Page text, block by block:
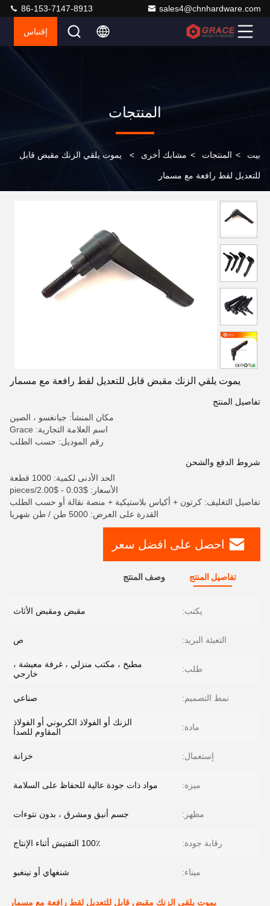
sales4@chnhardware.com
86-153-7147-8913
إقتباس
المنتجات
بيت > المنتجات > مشابك أخرى > يموت يلقي الزنك مقبض قابل
للتعديل لقط رافعة مع مسمار
يموت يلقي الزنك مقبض قابل للتعديل لقط رافعة مع مسمار
تفاصيل المنتج
مكان المنشأ: جيانغسو ، الصين
اسم العلامة التجارية: Grace
رقم الموديل: حسب الطلب
شروط الدفع والشحن
الحد الأدنى لكمية: 1000 قطعة
الأسعار: $0.03 - $2.00/pieces
تفاصيل التغليف: كرتون + أكياس بلاستيكية + منصة نقالة أو حسب الطلب
القدرة على العرض: 5000 طن / طن شهريا
احصل على افضل سعر
تفاصيل المنتج وصف المنتج
يكتب: مقبض ومقبض الأثاث
التعبئة البريد: ص
طلب:
مطبخ ، مكتب منزلي ، غرفة معيشة ،
خارجي
نمط التصميم: صناعي
مادة:
الزنك أو الفولاذ الكربوني أو الفولاذ
المقاوم للصدأ
إستعمال: خزانة
ميزة: مواد ذات جودة عالية للحفاظ على السلامة
مظهر: جسم أنيق ومشرق ، بدون نتوءات
رقابة جودة: 100٪ التفتيش أثناء الإنتاج
ميناء: شنغهاي أو نينغبو
يموت يلقي الزنك مقبض قابل للتعديل لقط رافعة مع مسمار